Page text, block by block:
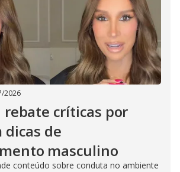
2026
rebate críticas por
dicas de
masculino
conteúdo sobre conduta no ambiente